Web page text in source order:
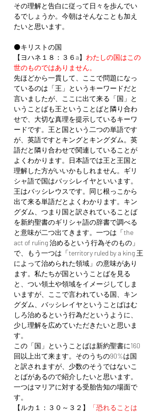
その理解と告白に従って日々を歩んでい
るでしょうか。今朝はそんなことも加え
たいと思います。
⚫キリストの国
【ヨハネ１８：３６a】 わたしの国はこの
世のものではありません。
先ほどから一貫して、ここで問題になっ
ているのは「王」というキーワードだと
言いましたが、ここに出て来る「国」と
いうことばも王ということばと隣り合わ
せで、大切な真理を提示しているキーワ
ードです。王と国という二つの単語です
が、英語ですとキングとキングダム。英
語だと隣り合わせで関連していることが
よくわかります。日本語では王と王国と
理解した方がいいかもしれません。ギリ
シャ語で国はバッシレイヤといいます。
王はバッシレウスです。同じ根っこから
出て来る単語だとよくわかります。キン
グダム、つまり国と訳されていることば
を新約聖書のギリシャ語の辞書で調べる
と意味が二つ出てきます。一つは「the
act of ruling 治めるという行為そのもの」
で、もう一つは「territory ruled by a king 王
によって治められた領域」の意味があり
ます。私たちが国ということばを見る
と、つい領土や領域をイメージしてしま
いますが、ここで言われている国、キン
グダム、バッシレイヤということばはむ
しろ治めるという行為だというように、
少し理解を広めていただきたいと思いま
す。
この「国」ということばは新約聖書に160
回以上出て来ます。そのうちの90%は国
と訳されますが、少数のそうではないこ
とばがあるので紹介したいと思います。
一つはマリアに対する受胎告知の場面で
す。
【ルカ１：３０～３２】
「恐れることは